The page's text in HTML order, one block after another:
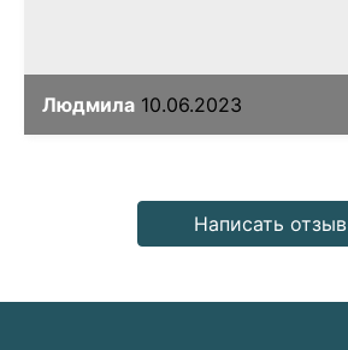
Людмила 10.06.2023
Написать отзыв